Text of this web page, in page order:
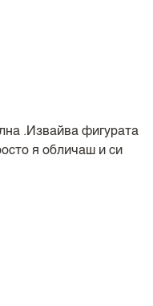
.Извайва фигурата
я обличаш и си